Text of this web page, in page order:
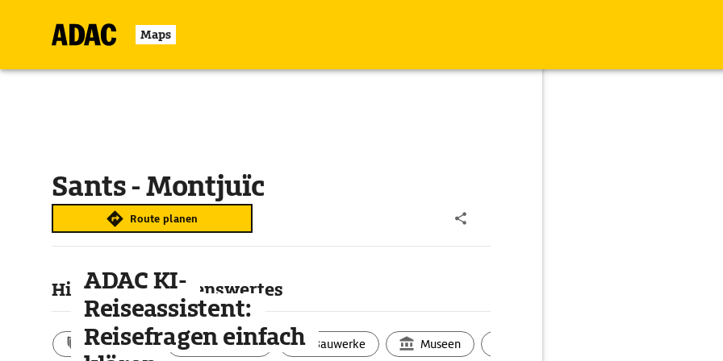
Maps
Sants - Montjuïc
Route planen
Highlights & Sehenswertes
Aktivitäten Landschaft Bauwerke Museen
ADAC KI-
Reiseassistent:
Reisefragen einfach